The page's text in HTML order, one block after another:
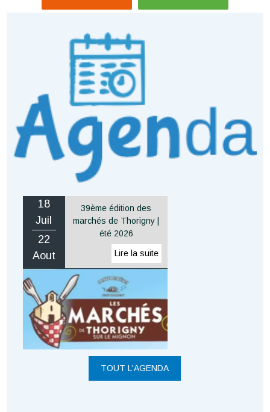
18
Juil
22
Aout
39ème édition des
marchés de Thorigny |
été 2026
TOUT L'AGENDA